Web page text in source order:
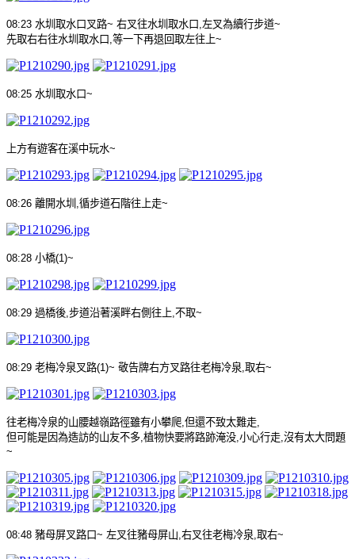
08:23 水圳取水口 叉路~ 右叉往水圳取水口 左叉為續行步道~
先取右右往水圳取水口 等一下再退回取左往 上~
08:25 水圳取水口~
上方有遊客在溪中玩水~
08:26 離開水圳 循步道石階往上走~
08:28 小橋(1)~
08:29 過橋後 步道沿著溪畔右側往上 不取~
08:29 老梅冷泉叉路(1)~ 敬告牌右方叉路往老梅冷泉 取右~
往老梅冷泉的山腰越嶺路徑雖有小攀爬 但還不致太難走
但可能是因為造訪的山友不多 植物快要將路跡淹没 小心行走 沒有太大問題
~
08:48 豬母屏叉路口~ 左叉往豬母屏山 右叉往老梅冷泉 取右~